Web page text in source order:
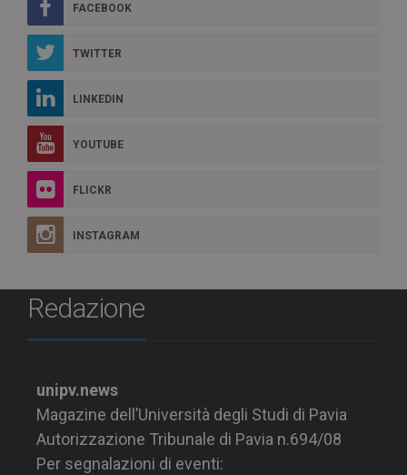
FACEBOOK
TWITTER
LINKEDIN
YOUTUBE
FLICKR
INSTAGRAM
Redazione
unipv.news
Magazine dell’Università degli Studi di Pavia
Autorizzazione Tribunale di Pavia n.694/08
Per segnalazioni di eventi: